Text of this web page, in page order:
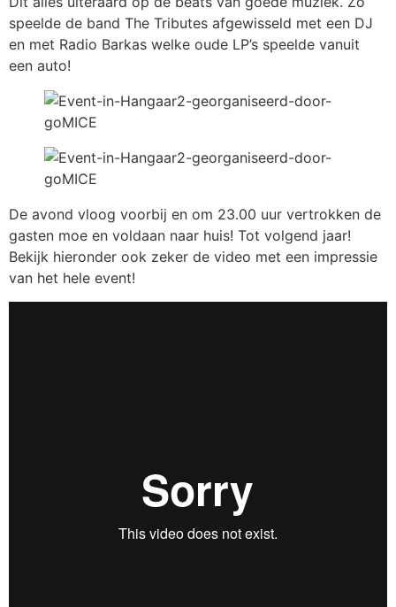
speelde de band The Tributes afgewisseld met een DJ
en met Radio Barkas welke oude LP’s speelde vanuit
een auto!
De avond vloog voorbij en om 23.00 uur vertrokken de
gasten moe en voldaan naar huis! Tot volgend jaar!
Bekijk hieronder ook zeker de video met een impressie
van het hele event!